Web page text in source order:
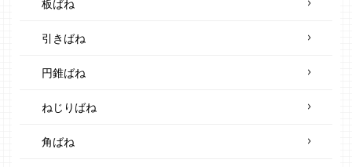
板ばね
引きばね
円錐ばね
ねじりばね
角ばね